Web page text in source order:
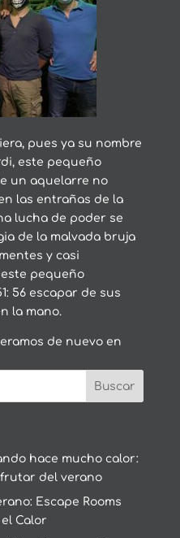
pues ya su nombre
este pequeño
un aquelarre no
las entrañas de la
lucha de poder se
de la malvada bruja
y casi
pequeño
56 escapar de sus
la mano.
de nuevo en
hace mucho calor:
del verano
Escape Rooms
Calor